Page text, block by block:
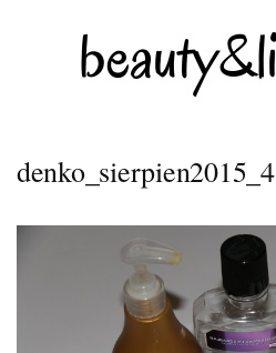
denko_sierpien2015_4